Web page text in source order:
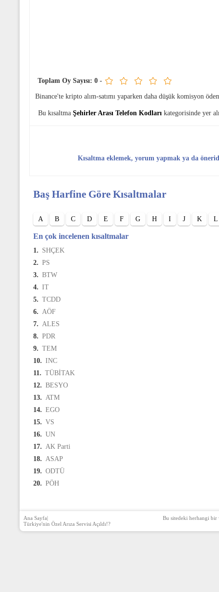
Toplam Oy Sayısı: 0 -
Binance'te kripto alım-satımı yaparken daha düşük komisyon
Bu kısaltma Şehirler Arası Telefon Kodları kategorisinde yer
Kısaltma eklemek, yorum yapmak ya da
Baş Harfine Göre Kısaltmalar
A B C D E F G H I J K L
En çok incelenen kısaltmalar
1. SHÇEK
2. PS
3. BTW
4. IT
5. TCDD
6. AÖF
7. ALES
8. PDR
9. TEM
10. INC
11. TÜBİTAK
12. BESYO
13. ATM
14. EGO
15. VS
16. UN
17. AK Parti
18. ASAP
19. ODTÜ
20. PÖH
Ana Sayfa|
Türkiye'nin Özel Arıza Servisi Açıldı!?
Bu sitedeki herhangi bir